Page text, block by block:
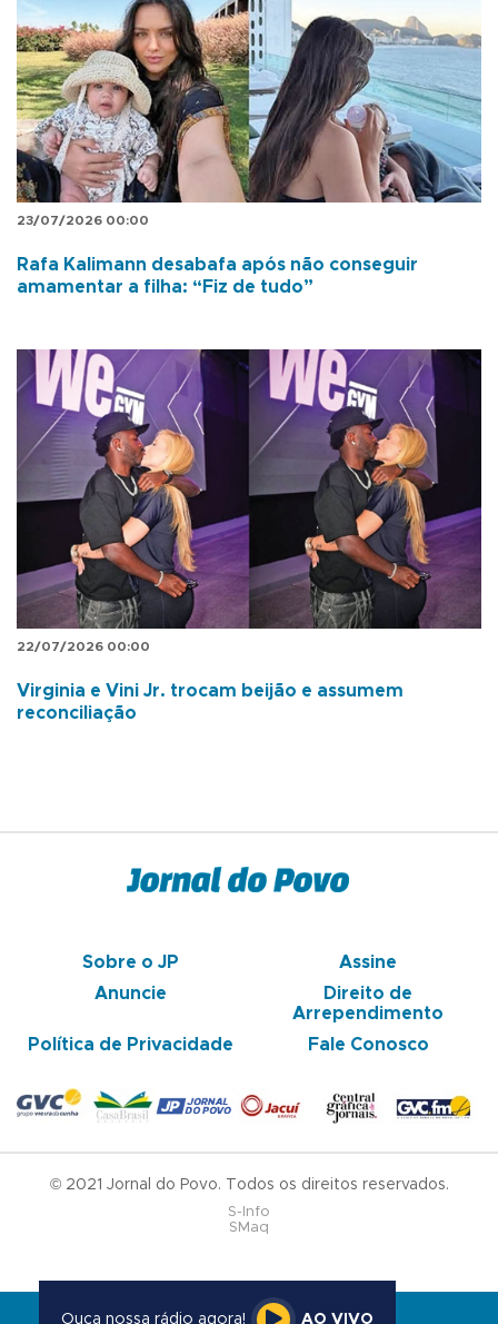
23/07/2026 00:00
Rafa Kalimann desabafa após não conseguir
amamentar a filha: “Fiz de tudo”
22/07/2026 00:00
Virginia e Vini Jr. trocam beijão e assumem
reconciliação
Sobre o JP
Assine
Anuncie
Direito de
Arrependimento
Política de Privacidade
Fale Conosco
© 2021 Jornal do Povo. Todos os direitos reservados.
S-Info
SMaq
Ouça nossa rádio agora! AO VIVO